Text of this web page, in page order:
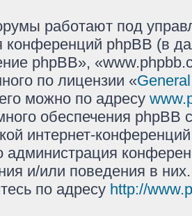
работают под
конференций phpBB (в
phpBB»,
по лицензии «
можно по адресу
обеспечения phpBB
интернет-
администрация
и/или поведения в
по адресу http://